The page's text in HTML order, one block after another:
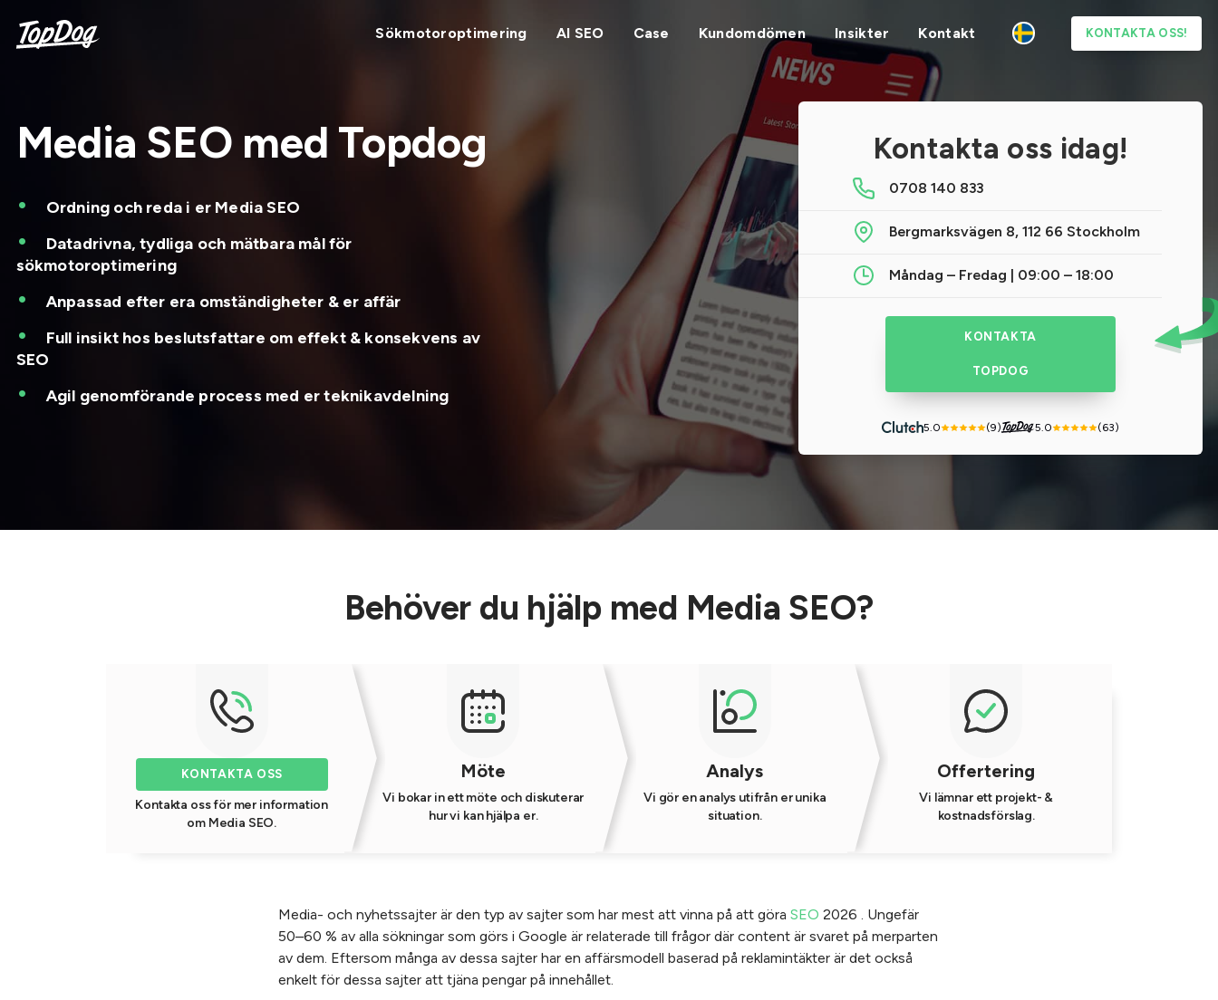
Sökmotoroptimering AI SEO Case Kundomdömen Insikter Kontakt KONTAKTA OSS!
Media SEO med Topdog
Ordning och reda i er Media SEO
Datadrivna, tydliga och mätbara mål för
sökmotoroptimering
Anpassad efter era omständigheter & er affär
Full insikt hos beslutsfattare om effekt & konsekvens av
SEO
Agil genomförande process med er teknikavdelning
Kontakta oss idag!
0708 140 833
Bergmarksvägen 8, 112 66 Stockholm
Måndag – Fredag | 09:00 – 18:00
KONTAKTA
TOPDOG
5.0 (9) 5.0 (63)
Behöver du hjälp med Media SEO?
KONTAKTA OSS
Kontakta oss för mer information
om Media SEO.
Möte
Vi bokar in ett möte och diskuterar
hur vi kan hjälpa er.
Analys
Vi gör en analys utifrån er unika
situation.
Offertering
Vi lämnar ett projekt- &
kostnadsförslag.
Media- och nyhetssajter är den typ av sajter som har mest att vinna på att göra SEO 2026 . Ungefär
50–60 % av alla sökningar som görs i Google är relaterade till frågor där content är svaret på merparten
av dem. Eftersom många av dessa sajter har en affärsmodell baserad på reklamintäkter är det också
enkelt för dessa sajter att tjäna pengar på innehållet.